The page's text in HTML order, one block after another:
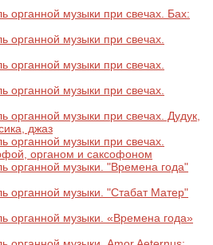
органной музыки при свечах. Бах:
органной музыки при свечах.
органной музыки при свечах.
органной музыки при свечах.
органной музыки при свечах. Дудук,
джаз
органной музыки при свечах.
органом и саксофоном
органной музыки. "Времена года"
органной музыки. "Стабат Матер"
органной музыки. «Времена года»